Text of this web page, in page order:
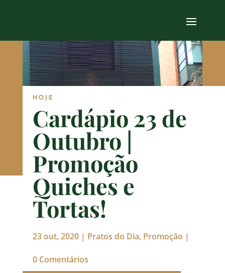
HOJE
Cardápio 23 de
Outubro |
Promoção
Quiches e
Tortas!
23 out, 2020| Pratos do Dia, Promoção |
0 Comentários